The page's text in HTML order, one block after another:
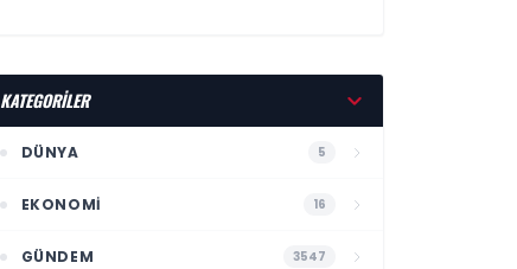
KATEGORİLER
DÜNYA 5
EKONOMI 16
GÜNDEM 3547